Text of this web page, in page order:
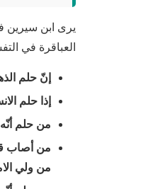
يرى ابن سيرين
العباقرة في
إنّ حلم
إذا حلم
من حلم
من أصاب
من ولي